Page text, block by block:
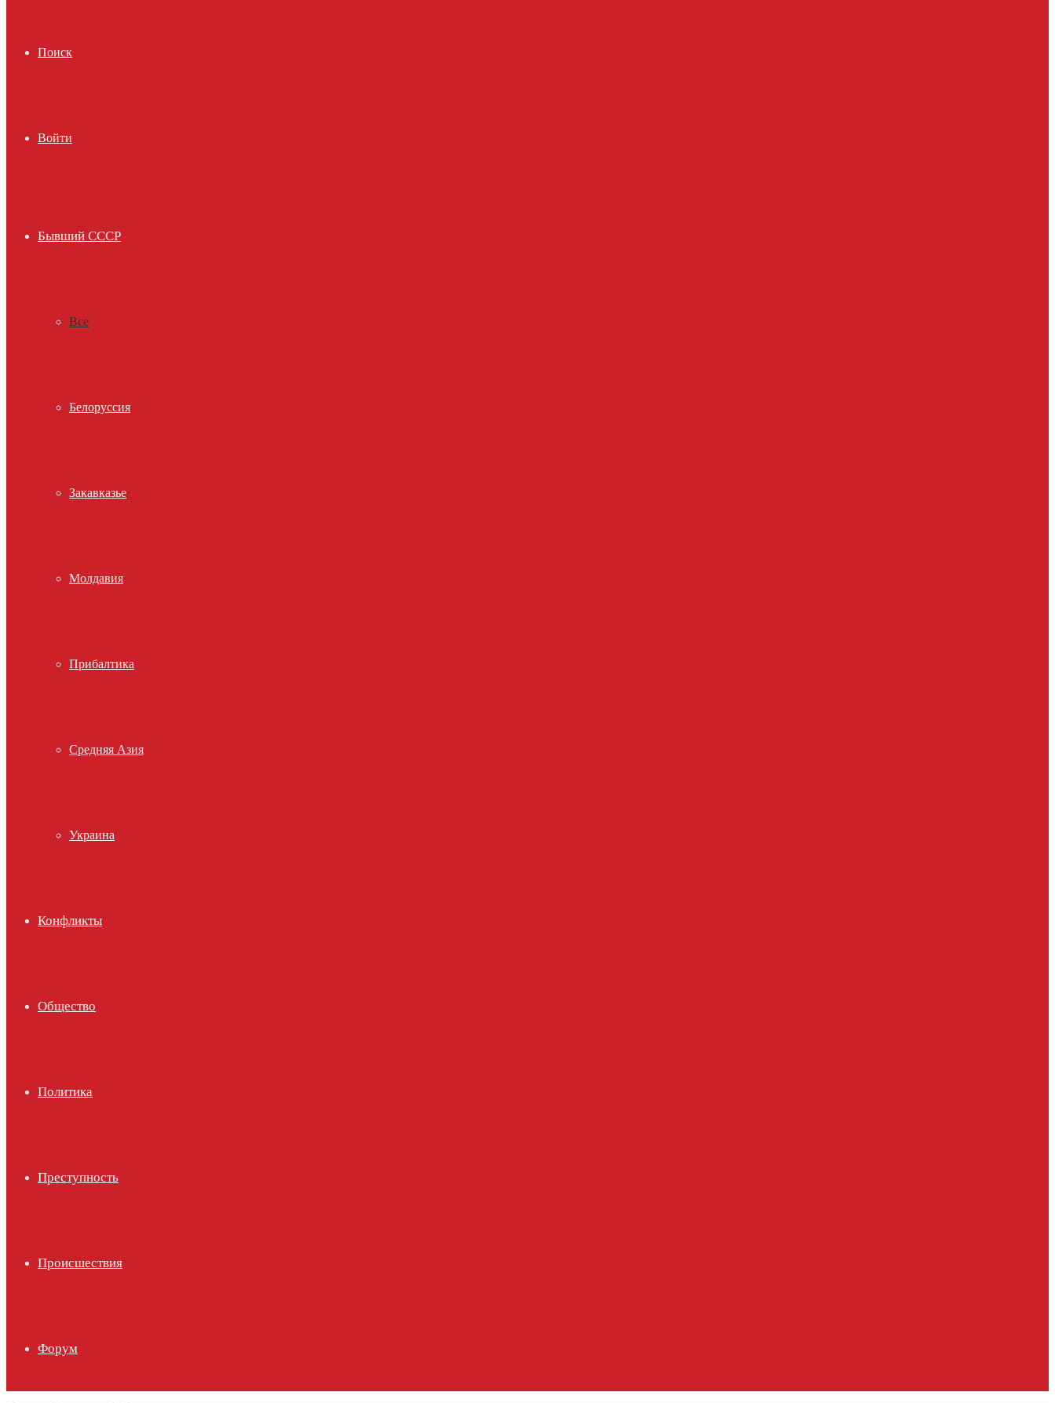
Поиск
Войти
Бывший СССР
Все
Белоруссия
Закавказье
Молдавия
Прибалтика
Средняя Азия
Украина
Конфликты
Общество
Политика
Преступность
Происшествия
Форум